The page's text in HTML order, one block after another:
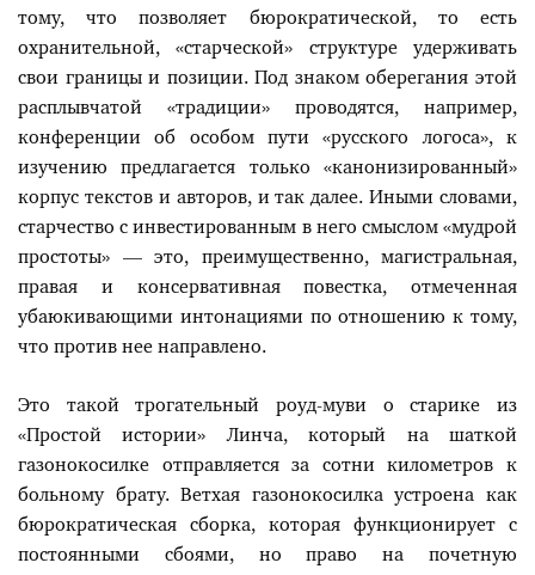
тому, что позволяет бюрократической, то есть
охранительной, «старческой» структуре удерживать
свои границы и позиции. Под знаком оберегания этой
расплывчатой «традиции» проводятся, например,
конференции об особом пути «русского логоса», к
изучению предлагается только «канонизированный»
корпус текстов и авторов, и так далее. Иными словами,
старчество с инвестированным в него смыслом «мудрой
простоты» — это, преимущественно, магистральная,
правая и консервативная повестка, отмеченная
убаюкивающими интонациями по отношению к тому,
что против нее направлено.
Это такой трогательный роуд-муви о старике из
«Простой истории» Линча, который на шаткой
газонокосилке отправляется за сотни километров к
больному брату. Ветхая газонокосилка устроена как
бюрократическая сборка, которая функционирует с
постоянными сбоями, но право на почетную